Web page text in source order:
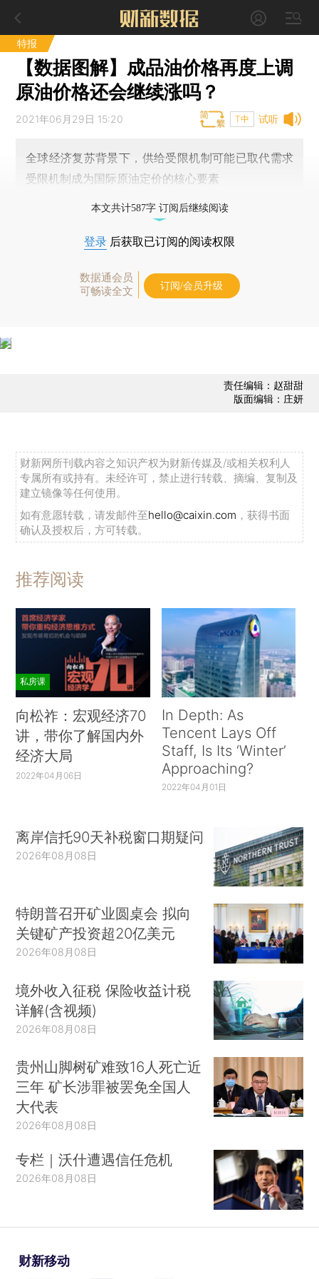
特报
【数据图解】成品油价格再度上调
原油价格还会继续涨吗？
试听
2021年06月29日 15:20 T中
全球经济复苏背景下，供给受限机制可能已取代需求
受限机制成为国际原油定价的核心要素
本文共计587字 订阅后继续阅读
登录 后获取已订阅的阅读权限
数据通会员
可畅读全文
订阅/会员升级
责任编辑：赵甜甜
版面编辑：庄妍
财新网所刊载内容之知识产权为财新传媒及/或相关权利人
专属所有或持有。未经许可，禁止进行转载、摘编、复制及
建立镜像等任何使用。
如有意愿转载，请发邮件至hello@caixin.com ，获得书面
确认及授权后，方可转载。
推荐阅读
私房课
向松祚：宏观经济70
讲，带你了解国内外
经济大局
2022年04月06日
In Depth: As
Tencent Lays Off
Staff, Is Its ‘Winter’
Approaching?
2022年04月01日
离岸信托90天补税窗口期疑问
2026年08月08日
特朗普召开矿业圆桌会 拟向
关键矿产投资超20亿美元
2026年08月08日
境外收入征税 保险收益计税
详解(含视频)
2026年08月08日
贵州山脚树矿难致16人死亡近
三年 矿长涉罪被罢免全国人
大代表
2026年08月08日
专栏｜沃什遭遇信任危机
2026年08月08日
财新移动